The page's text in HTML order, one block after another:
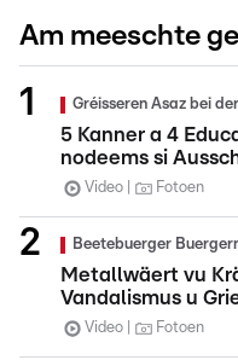
Am meeschte
Gréisseren Asaz bei
5 Kanner a 4
nodeems si
Video Fotoen
Beetebuerger
Metallwäert vu
Vandalismus u
Video Fotoen